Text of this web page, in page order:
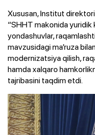
Xususan, Institut
“SHHT makonida
yondashuvlar,
mavzusidagi ma’ruza
modernizatsiya qilish,
hamda xalqaro
tajribasini taqdim etdi.